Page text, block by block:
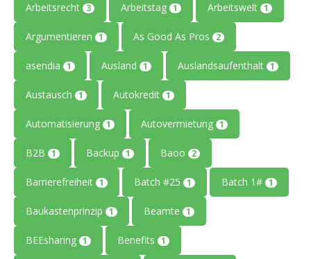
Arbeitsrecht 3 Arbeitstag 1 Arbeitswelt 1
Argumentieren 1 As Good As Pros 2
asendia 1 Ausland 1 Auslandsaufenthalt 1
Austausch 1 Autokredit 1
Automatisierung 1 Autovermietung 1
B2B 1 Backup 1 Baoo 2
Barrierefreiheit 1 Batch #25 1 Batch 1# 1
Baukastenprinzip 1 Beamte 1
BEEsharing 1 Benefits 1